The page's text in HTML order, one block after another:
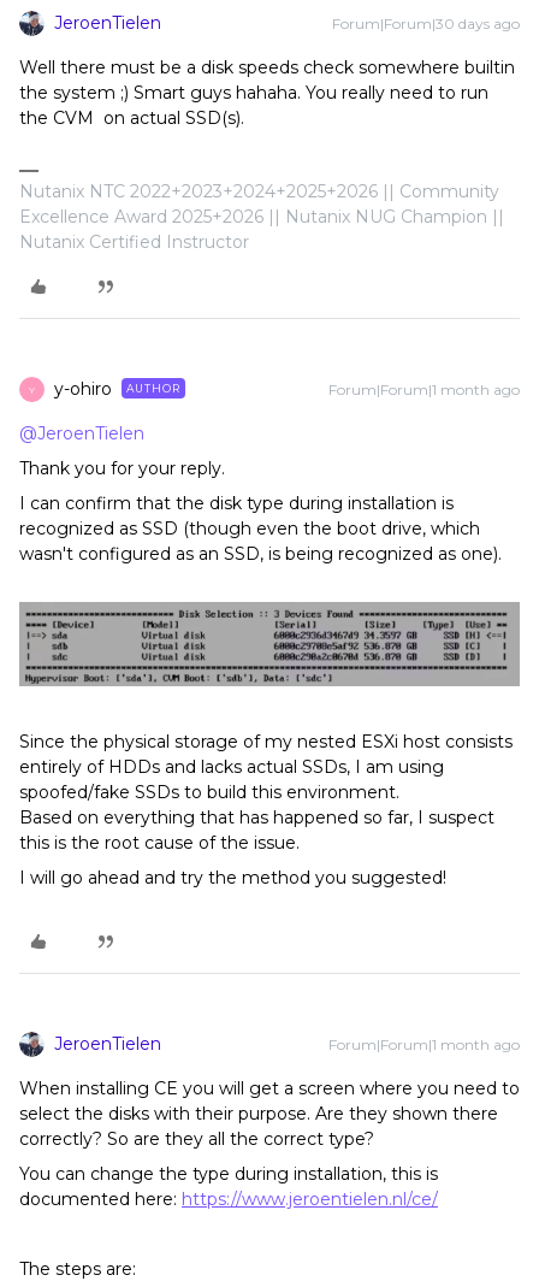
JeroenTielen Forum|Forum|30 days ago
Well there must be a disk speeds check somewhere builtin
the system ;) Smart guys hahaha. You really need to run
the CVM on actual SSD(s).
Nutanix NTC 2022+2023+2024+2025+2026 || Community
Excellence Award 2025+2026 || Nutanix NUG Champion ||
Nutanix Certified Instructor
Y y-ohiro AUTHOR Forum|Forum|1 month ago
@JeroenTielen
Thank you for your reply.
I can confirm that the disk type during installation is
recognized as SSD (though even the boot drive, which
wasn't configured as an SSD, is being recognized as one).
Since the physical storage of my nested ESXi host consists
entirely of HDDs and lacks actual SSDs, I am using
spoofed/fake SSDs to build this environment.
Based on everything that has happened so far, I suspect
this is the root cause of the issue.
I will go ahead and try the method you suggested!
JeroenTielen Forum|Forum|1 month ago
When installing CE you will get a screen where you need to
select the disks with their purpose. Are they shown there
correctly? So are they all the correct type?
You can change the type during installation, this is
documented here: https://www.jeroentielen.nl/ce/
The steps are: